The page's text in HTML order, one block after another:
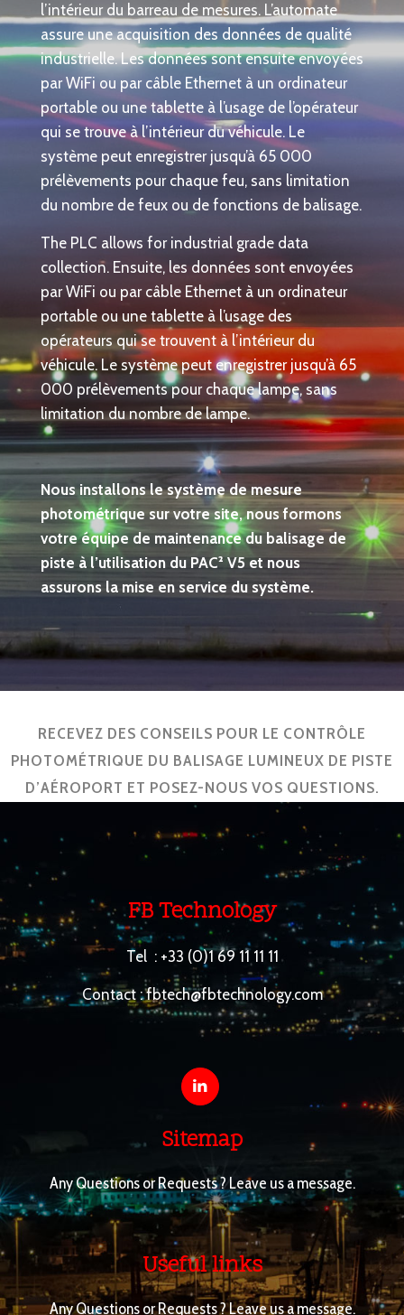
l’intérieur du barreau de mesures. L’automate
assure une acquisition des données de qualité
industrielle. Les données sont ensuite envoyées
par WiFi ou par câble Ethernet à un ordinateur
portable ou une tablette à l’usage de l’opérateur
qui se trouve à l’intérieur du véhicule. Le
système peut enregistrer jusqu’à 65 000
prélèvements pour chaque feu, sans limitation
du nombre de feux ou de fonctions de balisage.
The PLC allows for industrial grade data
collection. Ensuite, les données sont envoyées
par WiFi ou par câble Ethernet à un ordinateur
portable ou une tablette à l’usage des
opérateurs qui se trouvent à l’intérieur du
véhicule. Le système peut enregistrer jusqu’à 65
000 prélèvements pour chaque lampe, sans
limitation du nombre de lampe.
Nous installons le système de mesure
photométrique sur votre site, nous formons
votre équipe de maintenance du balisage de
piste à l’utilisation du PAC² V5 et nous
assurons la mise en service du système.
RECEVEZ DES CONSEILS POUR LE CONTRÔLE
PHOTOMÉTRIQUE DU BALISAGE LUMINEUX DE PISTE
D’AÉROPORT ET POSEZ-NOUS VOS QUESTIONS.
FB Technology
Tel : +33 (0)1 69 11 11 11
Contact :fbtech@fbtechnology.com
Sitemap
Any Questions or Requests ? Leave us a message.
Useful links
Any Questions or Requests ? Leave us a message.